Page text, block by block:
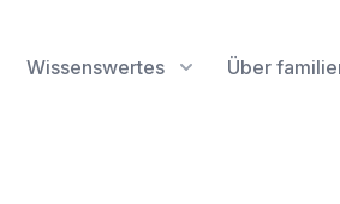
Wissenswertes Über